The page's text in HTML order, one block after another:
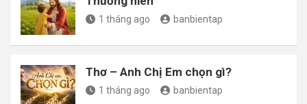
1 tháng ago banbientap
Thơ – Anh Chị Em chọn gì?
1 tháng ago banbientap